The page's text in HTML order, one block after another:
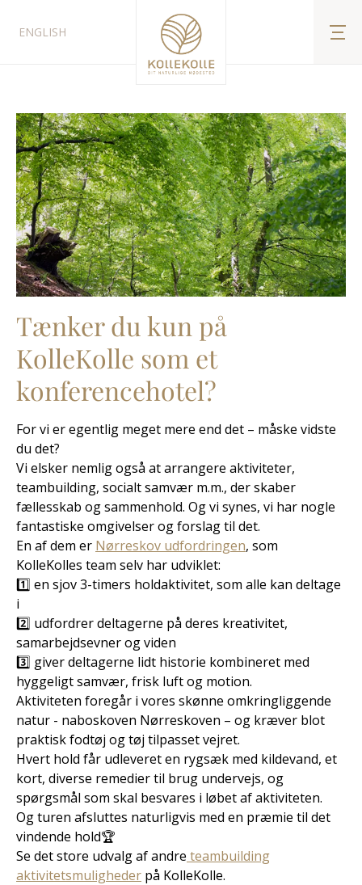
ENGLISH
Tænker du kun på
KolleKolle som et
konferencehotel?
For vi er egentlig meget mere end det – måske vidste
du det?
Vi elsker nemlig også at arrangere aktiviteter,
teambuilding, socialt samvær m.m., der skaber
fællesskab og sammenhold. Og vi synes, vi har nogle
fantastiske omgivelser og forslag til det.
En af dem er Nørreskov udfordringen, som
KolleKolles team selv har udviklet:
1️⃣ en sjov 3-timers holdaktivitet, som alle kan deltage
i
2️⃣ udfordrer deltagerne på deres kreativitet,
samarbejdsevner og viden
3️⃣ giver deltagerne lidt historie kombineret med
hyggeligt samvær, frisk luft og motion.
Aktiviteten foregår i vores skønne omkringliggende
natur - naboskoven Nørreskoven – og kræver blot
praktisk fodtøj og tøj tilpasset vejret.
Hvert hold får udleveret en rygsæk med kildevand, et
kort, diverse remedier til brug undervejs, og
spørgsmål som skal besvares i løbet af aktiviteten.
Og turen afsluttes naturligvis med en præmie til det
vindende hold🏆
Se det store udvalg af andre teambuilding
aktivitetsmuligheder på KolleKolle.